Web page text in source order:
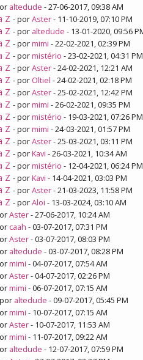
altedude - 27-06-2017, 09:38 AM
Z - porAster- 11-10-2019, 07:10 PM
Z - por altedude - 13-01-2020, 09:56
Z - pormimi - 22-02-2021, 02:39 PM
Z - pormistério - 23-02-2021, 04:31 PM
Z - porAster- 24-02-2021, 12:21 AM
Z - por Oltiel - 24-02-2021, 02:18 PM
Z - porAster- 25-02-2021, 12:42 PM
Z - pormimi - 26-02-2021, 09:35 PM
Z - pormistério - 19-03-2021, 07:26 PM
Z - pormimi - 24-03-2021, 01:57 PM
Z - porAster- 25-03-2021, 03:11 PM
Z - porKavi - 26-03-2021, 10:34 AM
Z - pormistério - 12-04-2021, 06:24 PM
Z - porKavi - 14-04-2021, 03:03 PM
Z - porAster- 21-03-2023, 11:58 PM
Z - porAloi - 13-03-2024, 03:10 AM
Aster- 27-06-2017, 10:24 AM
caah - 03-07-2017, 07:31 PM
Aster- 03-07-2017, 08:03 PM
altedude - 03-07-2017, 08:28 PM
mimi - 04-07-2017, 07:54 AM
Aster- 04-07-2017, 02:26 PM
mimi - 06-07-2017, 07:15 AM
altedude - 09-07-2017, 05:45 PM
mimi - 10-07-2017, 07:15 AM
Aster- 10-07-2017, 11:53 AM
mimi - 11-07-2017, 09:22 AM
altedude - 12-07-2017, 07:59 PM